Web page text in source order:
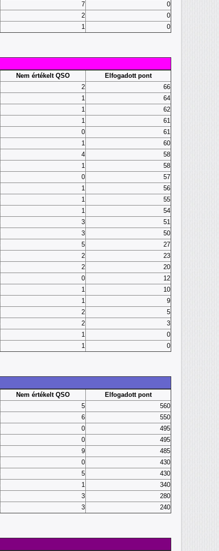
7
0
2
0
1 0
Nem értékelt QSO
Elfogadott pont
2
66
1
64
1
62
1
61
0
61
1
60
4
58
1
58
0
57
1
56
1
55
1
54
3
51
3
50
5
27
2
23
2
20
0
12
1
10
1
9
2
5
2
3
1
0
1 0
Nem értékelt QSO
Elfogadott pont
5
560
6
550
0
495
0
495
9
485
0
430
5
430
1
340
3
280
3 240